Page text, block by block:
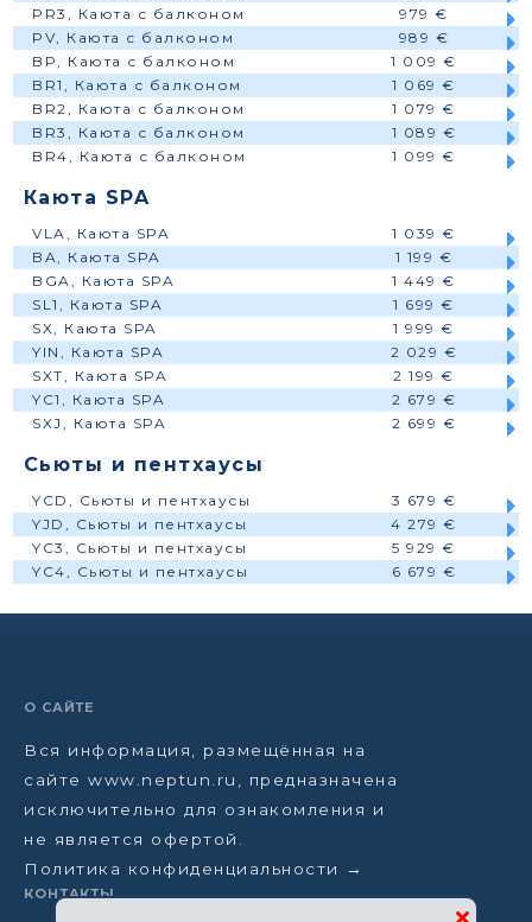
PR3, Каюта с балконом
979 €
PV, Каюта с балконом
989 €
BP, Каюта с балконом
1 009 €
BR1, Каюта с балконом
1 069 €
BR2, Каюта с балконом
1 079 €
BR3, Каюта с балконом
1 089 €
BR4, Каюта с балконом
1 099 €
Каюта SPA
VLA, Каюта SPA
1 039 €
BA, Каюта SPA
1 199 €
BGA, Каюта SPA
1 449 €
SL1, Каюта SPA
1 699 €
SX, Каюта SPA
1 999 €
YIN, Каюта SPA
2 029 €
SXT, Каюта SPA
2 199 €
YC1, Каюта SPA
2 679 €
SXJ, Каюта SPA
2 699 €
Сьюты и пентхаусы
YCD, Сьюты и пентхаусы
3 679 €
YJD, Сьюты и пентхаусы
4 279 €
YC3, Сьюты и пентхаусы
5 929 €
YC4, Сьюты и пентхаусы
6 679 €
О САЙТЕ
Вся информация, размещённая на
сайте www.neptun.ru, предназначена
исключительно для ознакомления и
не является офертой.
Политика конфиденциальности →
КОНТАКТЫ